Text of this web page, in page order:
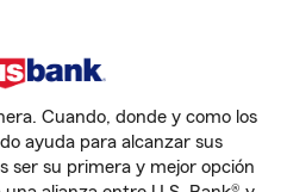
Cuando, donde y como los
ayuda para alcanzar sus
ser su primera y mejor opción